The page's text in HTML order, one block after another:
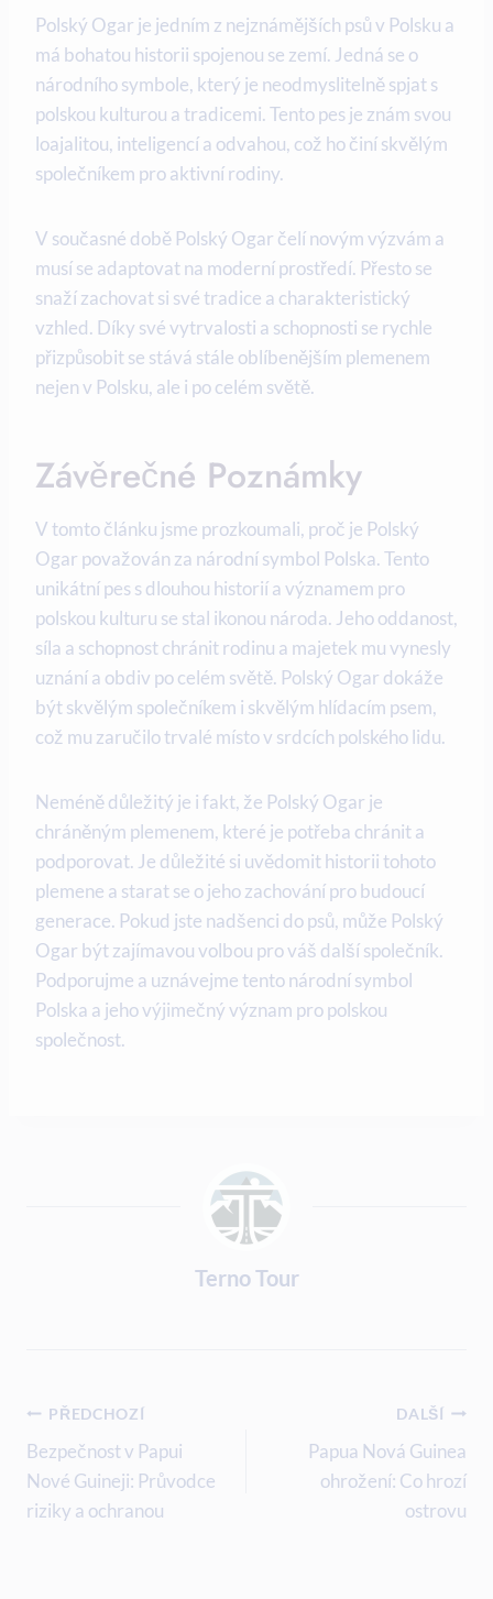
Polský Ogar je jedním z nejznámějších psů v Polsku a
má bohatou historii spojenou se zemí. Jedná se o
národního symbole, který je neodmyslitelně spjat s
polskou kulturou a tradicemi. Tento pes je znám svou
loajalitou, inteligencí a odvahou, což ho činí skvělým
společníkem pro aktivní rodiny.
V současné době Polský Ogar čelí novým výzvám a
musí se adaptovat na moderní prostředí. Přesto se
snaží zachovat si své tradice a charakteristický
vzhled. Díky své vytrvalosti a schopnosti se rychle
přizpůsobit se stává stále oblíbenějším plemenem
nejen v Polsku, ale i po celém světě.
Závěrečné Poznámky
V tomto článku jsme prozkoumali, proč je Polský
Ogar považován za národní symbol Polska. Tento
unikátní pes s dlouhou historií a významem pro
polskou kulturu se stal ikonou národa. Jeho oddanost,
síla a schopnost chránit rodinu a majetek mu vynesly
uznání a obdiv po celém světě. Polský Ogar dokáže
být skvělým společníkem i skvělým hlídacím psem,
což mu zaručilo trvalé místo v srdcích polského lidu.
Neméně důležitý je i fakt, že Polský Ogar je
chráněným plemenem, které je potřeba chránit a
podporovat. Je důležité si uvědomit historii tohoto
plemene a starat se o jeho zachování pro budoucí
generace. Pokud jste nadšenci do psů, může Polský
Ogar být zajímavou volbou pro váš další společník.
Podporujme a uznávejme tento národní symbol
Polska a jeho výjimečný význam pro polskou
společnost.
Terno Tour
Navigace
Pro
Příspěvek
PŘEDCHOZÍ
Bezpečnost v Papui
Nové Guineji: Průvodce
riziky a ochranou
DALŠÍ
Papua Nová Guinea
ohrožení: Co hrozí
ostrovu